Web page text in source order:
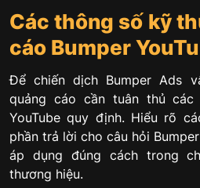
Các thông số kỹ
cáo Bumper
Để chiến dịch Bumper Ads
quảng cáo cần tuân thủ
YouTube quy định. Hiểu rõ
phần trả lời cho câu hỏi
áp dụng đúng cách trong
thương hiệu.